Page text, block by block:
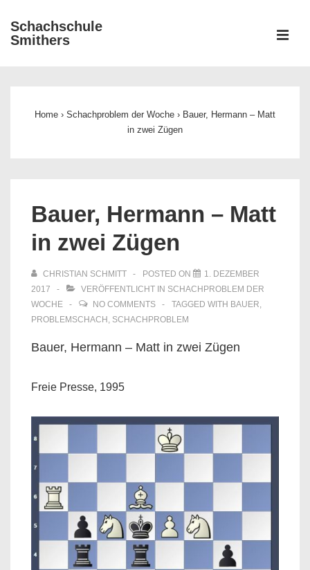
Zum
Inhalt
Schachschule
Smithers
Home › Schachproblem der Woche › Bauer, Hermann – Matt
in zwei Zügen
Bauer, Hermann – Matt
in zwei Zügen
CHRISTIAN SCHMITT POSTED ON
1. DEZEMBER
2017
VERÖFFENTLICHT IN SCHACHPROBLEM DER
WOCHE
NO COMMENTS TAGGED WITH BAUER,
PROBLEMSCHACH , SCHACHPROBLEM
Bauer, Hermann – Matt in zwei Zügen
Freie Presse, 1995